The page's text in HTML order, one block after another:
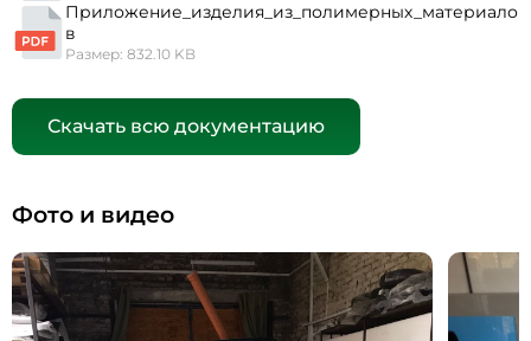
Приложение_изделия_из_полимерных_материало
в
Размер: 832.10 KB
Скачать всю документацию
Фото и видео